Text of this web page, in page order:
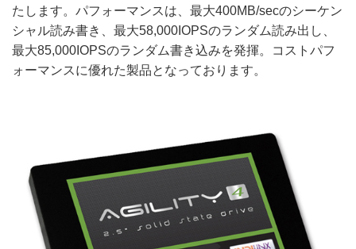
たします。パフォーマンスは、最大400MB/secのシーケン
シャル読み書き、最大58,000IOPSのランダム読み出し、
最大85,000IOPSのランダム書き込みを発揮。コストパフ
ォーマンスに優れた製品となっております。